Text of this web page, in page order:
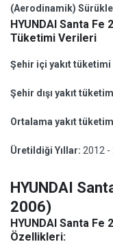
(Aerodinamik)
HYUNDAI Santa Fe
Tüketimi Verileri
Şehir içi yakıt
Şehir dışı yakıt
Ortalama yakıt
Üretildiği Yıllar: 2012 -
HYUNDAI
2006)
HYUNDAI Santa Fe
Özellikleri: